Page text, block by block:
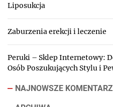
Liposukcja
Zaburzenia erekcji i leczenie
Peruki – Sklep Internetowy:
Osób Poszukujących Stylu i
NAJNOWSZE